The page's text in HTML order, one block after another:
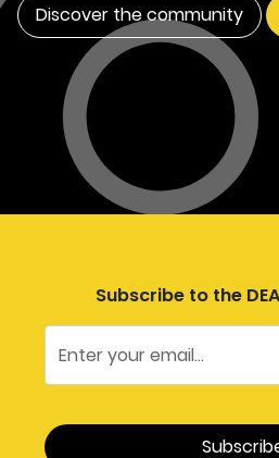
Discover the community
Subscribe to the